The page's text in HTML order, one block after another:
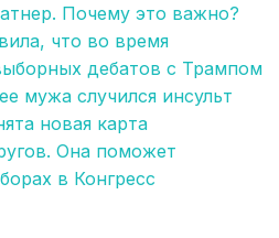
Почему это важно?
что во время
дебатов с Трампом
мужа случился инсульт
новая карта
Она поможет
в Конгресс